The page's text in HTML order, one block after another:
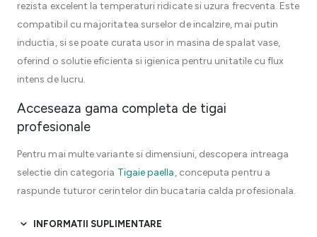
rezista excelent la temperaturi ridicate si uzura frecventa. Este
compatibil cu majoritatea surselor de incalzire, mai putin
inductia, si se poate curata usor in masina de spalat vase,
oferind o solutie eficienta si igienica pentru unitatile cu flux
intens de lucru.
Acceseaza gama completa de tigai
profesionale
Pentru mai multe variante si dimensiuni, descopera intreaga
selectie din categoria Tigaie paella, conceputa pentru a
raspunde tuturor cerintelor din bucataria calda profesionala.
INFORMATII SUPLIMENTARE